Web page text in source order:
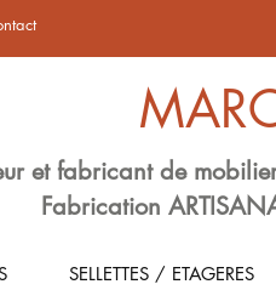
et fabricant de
Fabrication
SELLETTES / ETAGERES